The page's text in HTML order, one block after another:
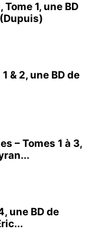
1, une BD
& 2, une BD de
– Tomes 1 à 3,
une BD de